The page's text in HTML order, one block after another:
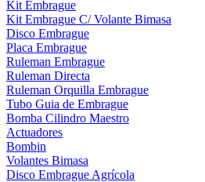
Kit Embrague
Kit Embrague C/ Volante Bimasa
Disco Embrague
Placa Embrague
Ruleman Embrague
Ruleman Directa
Ruleman Orquilla Embrague
Tubo Guia de Embrague
Bomba Cilindro Maestro
Actuadores
Bombin
Volantes Bimasa
Disco Embrague Agrícola